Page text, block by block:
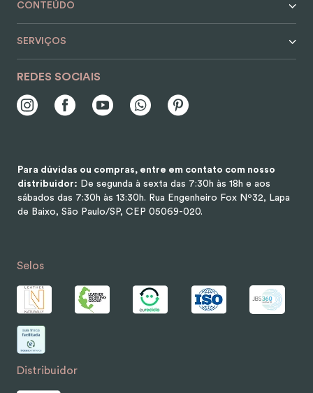
CONTEÚDO
SERVIÇOS
REDES SOCIAIS
Para dúvidas ou compras, entre em contato com nosso
distribuidor: De segunda à sexta das 7:30h às 18h e aos
sábados das 7:30h às 13:30h. Rua Engenheiro Fox Nº32, Lapa
de Baixo, São Paulo/SP, CEP 05069-020.
Selos
Distribuidor